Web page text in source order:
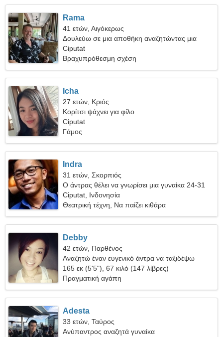
Rama
41 ετών, Αιγόκερως
Δουλεύω σε μια αποθήκη αναζητώντας μια
ονειροπόλα γυναίκα
Ciputat
Βραχυπρόθεσμη σχέση
Icha
27 ετών, Κριός
Κορίτσι ψάχνει για φίλο
Ciputat
Γάμος
Indra
31 ετών, Σκορπιός
Ο άντρας θέλει να γνωρίσει μια γυναίκα 24-31
Ciputat, Ινδονησία
Θεατρική τέχνη, Να παίζει κιθάρα
Debby
42 ετών, Παρθένος
Αναζητώ έναν ευγενικό άντρα να ταξιδέψω
165 εκ (5'5"), 67 κιλό (147 λίβρες)
Πραγματική αγάπη
Adesta
33 ετών, Ταύρος
Ανύπαντρος αναζητά γυναίκα